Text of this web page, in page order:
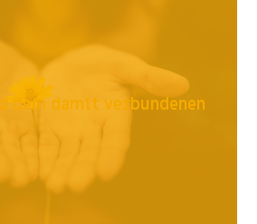
dem damit verbundenen